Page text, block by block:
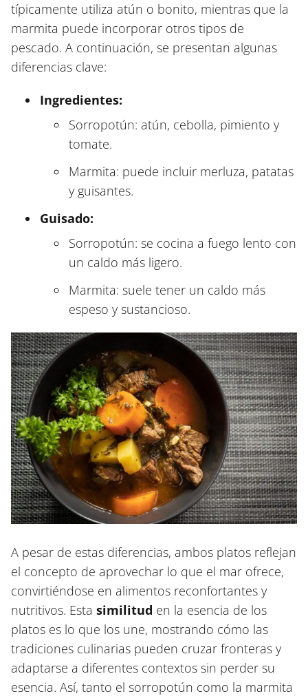
típicamente utiliza atún o bonito, mientras que la
marmita puede incorporar otros tipos de
pescado. A continuación, se presentan algunas
diferencias clave:
Ingredientes:
Sorropotún: atún, cebolla, pimiento y
tomate.
Marmita: puede incluir merluza, patatas
y guisantes.
Guisado:
Sorropotún: se cocina a fuego lento con
un caldo más ligero.
Marmita: suele tener un caldo más
espeso y sustancioso.
A pesar de estas diferencias, ambos platos reflejan
el concepto de aprovechar lo que el mar ofrece,
convirtiéndose en alimentos reconfortantes y
nutritivos. Esta similitud en la esencia de los
platos es lo que los une, mostrando cómo las
tradiciones culinarias pueden cruzar fronteras y
adaptarse a diferentes contextos sin perder su
esencia. Así, tanto el sorropotún como la marmita